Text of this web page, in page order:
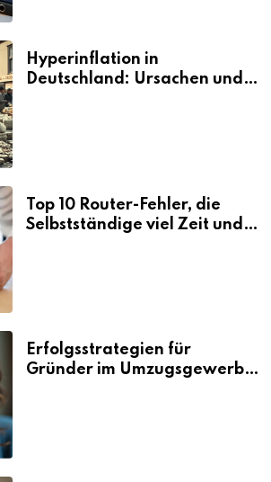
Hyperinflation in
Deutschland: Ursachen und
Top 10 Router-Fehler, die
Selbstständige viel Zeit und
Erfolgsstrategien für
Gründer im Umzugsgewerbe